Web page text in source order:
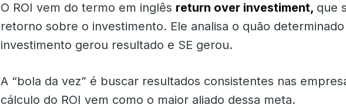
O ROI vem do termo em inglês return over investiment, que
retorno sobre o investimento. Ele analisa o quão determinado
investimento gerou resultado e SE gerou.
A “bola da vez” é buscar resultados consistentes nas
cálculo do ROI vem como o maior aliado dessa meta.